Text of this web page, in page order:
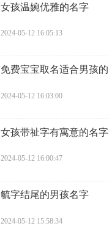
​女孩温婉优雅的名字
2024-05-12 16:05:13
​免费宝宝取名适合男孩的
2024-05-12 16:03:00
​女孩带祉字有寓意的名字
2024-05-12 16:00:47
​毓字结尾的男孩名字
2024-05-12 15:58:34